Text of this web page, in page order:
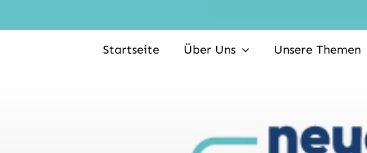
Startseite Über Uns Unsere Themen